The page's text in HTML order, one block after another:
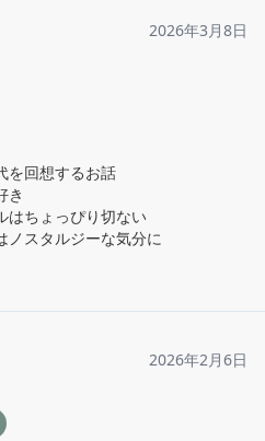
2026年3月8日
を回想するお話
き
はちょっぴり切ない
ノスタルジーな気分に
2026年2月6日